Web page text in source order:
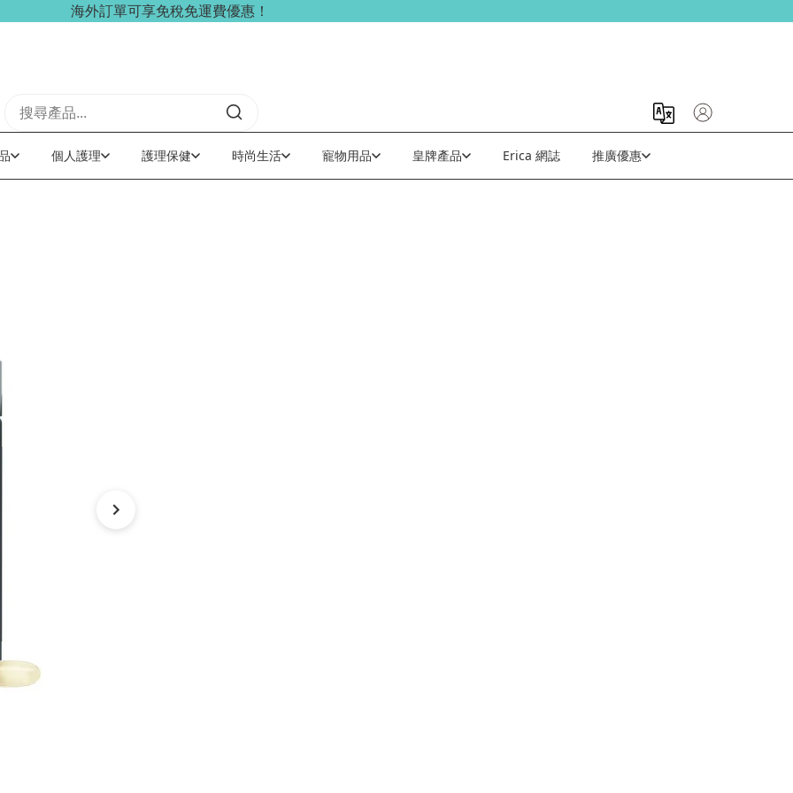
海外訂單可享免稅免運費優惠！
個人護理 護理保健 時尚生活 寵物用品 皇牌產品 Erica 網誌 推廣優惠